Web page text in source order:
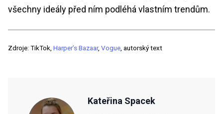
všechny ideály před ním podléhá vlastním trendům.
Zdroje: TikTok, Harper’s Bazaar, Vogue , autorský text
Kateřina Spacek